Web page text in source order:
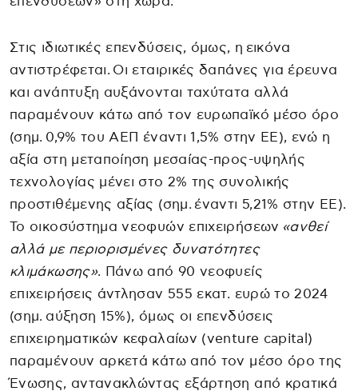
Στις ιδιωτικές επενδύσεις, όμως, η εικόνα
αντιστρέφεται. Οι εταιρικές δαπάνες για έρευνα
και ανάπτυξη αυξάνονται ταχύτατα αλλά
παραμένουν κάτω από τον ευρωπαϊκό μέσο όρο
(σημ. 0,9% του ΑΕΠ έναντι 1,5% στην ΕΕ), ενώ η
αξία στη μεταποίηση μεσαίας-προς-υψηλής
τεχνολογίας μένει στο 2% της συνολικής
προστιθέμενης αξίας (σημ. έναντι 5,21% στην ΕΕ).
Το οικοσύστημα νεοφυών επιχειρήσεων «ανθεί
αλλά με περιορισμένες δυνατότητες
κλιμάκωσης». Πάνω από 90 νεοφυείς
επιχειρήσεις άντλησαν 555 εκατ. ευρώ το 2024
(σημ. αύξηση 15%), όμως οι επενδύσεις
επιχειρηματικών κεφαλαίων (venture capital)
παραμένουν αρκετά κάτω από τον μέσο όρο της
Ένωσης, αντανακλώντας εξάρτηση από κρατικά